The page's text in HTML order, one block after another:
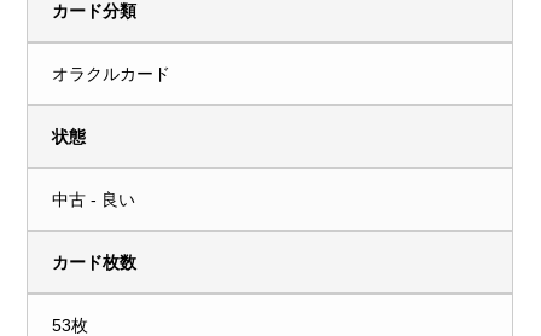
カード分類
オラクルカード
状態
中古 - 良い
カード枚数
53枚